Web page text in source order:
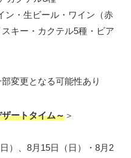
ン・生ビール・ワイン（赤
キー・カクテル5種・ビア
変更となる可能性あり
ートタイム～＞
）、8月15日（日）・8月2